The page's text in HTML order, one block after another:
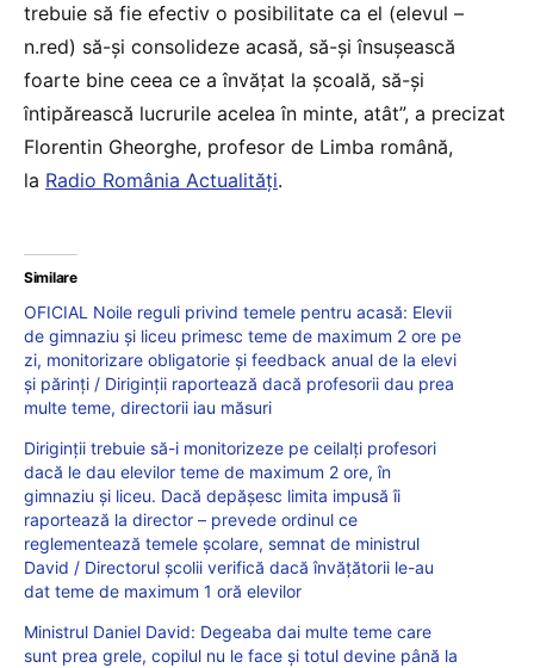
trebuie să fie efectiv o posibilitate ca el (elevul –
n.red) să-și consolideze acasă, să-și însușească
foarte bine ceea ce a învățat la școală, să-și
întipărească lucrurile acelea în minte, atât”, a precizat
Florentin Gheorghe, profesor de Limba română,
la Radio România Actualități.
Similare
OFICIAL Noile reguli privind temele pentru acasă: Elevii
de gimnaziu și liceu primesc teme de maximum 2 ore pe
zi, monitorizare obligatorie și feedback anual de la elevi
și părinți / Diriginții raportează dacă profesorii dau prea
multe teme, directorii iau măsuri
Diriginții trebuie să-i monitorizeze pe ceilalți profesori
dacă le dau elevilor teme de maximum 2 ore, în
gimnaziu și liceu. Dacă depășesc limita impusă îi
raportează la director – prevede ordinul ce
reglementează temele școlare, semnat de ministrul
David / Directorul școlii verifică dacă învățătorii le-au
dat teme de maximum 1 oră elevilor
Ministrul Daniel David: Degeaba dai multe teme care
sunt prea grele, copilul nu le face și totul devine până la